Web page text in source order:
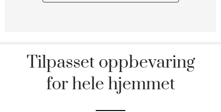
Tilpasset oppbevaring
for hele hjemmet